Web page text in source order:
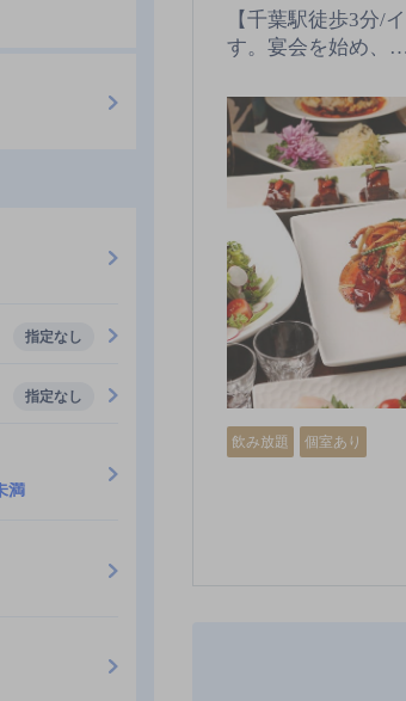
【千葉駅徒歩3分/
す。宴会を始め、…
飲み放題 個室あり
指定なし
指定なし
満